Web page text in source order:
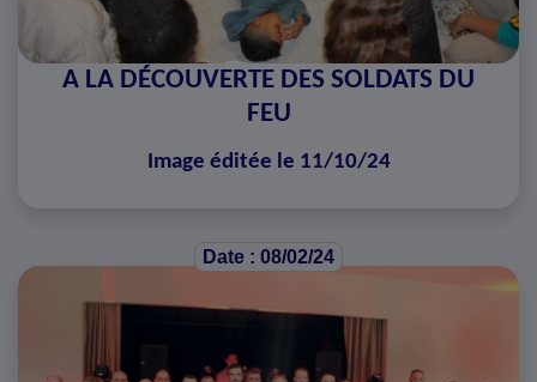
A LA DÉCOUVERTE DES SOLDATS DU
FEU
Image éditée le 11/10/24
Date : 08/02/24